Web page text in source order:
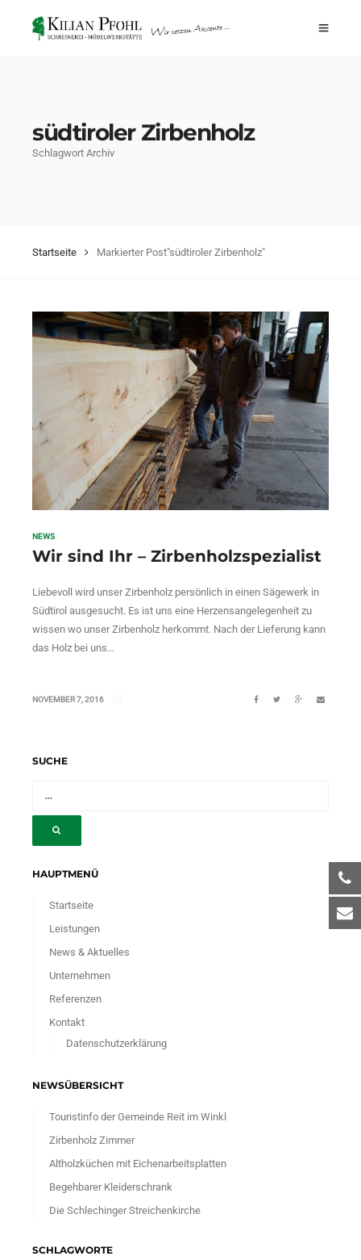
südtiroler Zirbenholz
Schlagwort Archiv
Startseite Markierter Post"südtiroler Zirbenholz"
NEWS
Wir sind Ihr – Zirbenholzspezialist
Liebevoll wird unser Zirbenholz persönlich in einen Sägewerk in
Südtirol ausgesucht. Es ist uns eine Herzensangelegenheit zu
wissen wo unser Zirbenholz herkommt. Nach der Lieferung kann
das Holz bei uns…
NOVEMBER 7, 2016
SUCHE
HAUPTMENÜ
Startseite
Leistungen
News & Aktuelles
Unternehmen
Referenzen
Kontakt
Datenschutzerklärung
NEWSÜBERSICHT
Touristinfo der Gemeinde Reit im Winkl
Zirbenholz Zimmer
Altholzküchen mit Eichenarbeitsplatten
Begehbarer Kleiderschrank
Die Schlechinger Streichenkirche
SCHLAGWORTE